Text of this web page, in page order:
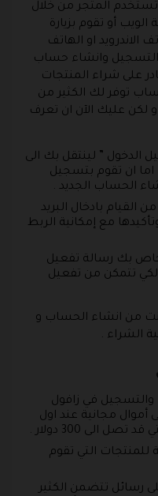
المتجر من خلال
أو تقوم بزيارة
الاندرويد او الهاتف
التسجيل وانشاء حساب
على شراء المنتجات
توفر لك الكثير من
لكن عليك الآن ان تعرف
الدخول ” لينتقل بك الى
اما ان تقوم بتسجيل
الحساب الجديد .
القيام بادخال البريد
مع إمكانية الربط
بك رسالة تفعيل
تتمكن من تفعيل
من انشاء الحساب و
الشراء .
في زافول
أموال مجانية عند اول
الى 300 دولار .
للمنتجات التي تقوم
رسائل تتضمن الكثير